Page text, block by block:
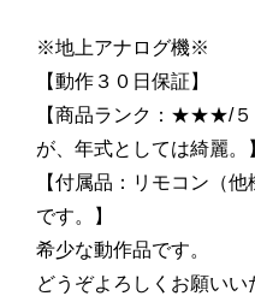
※地上アナログ機※
【動作３０日保証】
【商品ランク：★★★/５
が、年式としては綺麗
【付属品：リモコン（
です。】
希少な動作品です。
どうぞよろしくお願いい